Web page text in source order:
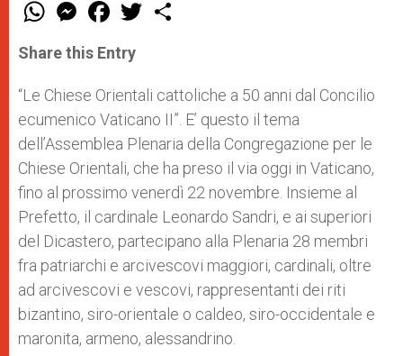
W
t
s
p
p
M
e
s
e
g
e
r
F
a
e
b
o
k
w
r
Share this Entry
“Le Chiese Orientali cattoliche a 50 anni dal Concilio
ecumenico Vaticano II”. E’ questo il tema
dell’Assemblea Plenaria della Congregazione per le
Chiese Orientali, che ha preso il via oggi in Vaticano,
fino al prossimo venerdì 22 novembre. Insieme al
Prefetto, il cardinale Leonardo Sandri, e ai superiori
del Dicastero, partecipano alla Plenaria 28 membri
fra patriarchi e arcivescovi maggiori, cardinali, oltre
ad arcivescovi e vescovi, rappresentanti dei riti
bizantino, siro-orientale o caldeo, siro-occidentale e
maronita, armeno, alessandrino.